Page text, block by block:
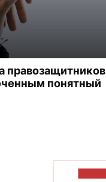
правозащитников
понятный